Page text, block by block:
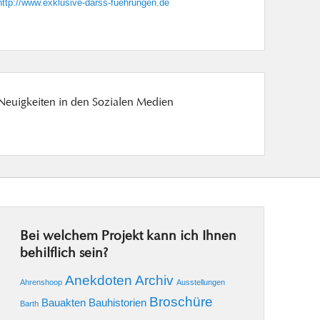
www.exklusive-darss-fuehrungen.de
in den Sozialen Medien
Bei welchem Projekt kann ich Ihnen
behilflich sein?
Ahrenshoop Anekdoten Archiv Ausstellungen
Barth Bauakten Bauhistorien Broschüre